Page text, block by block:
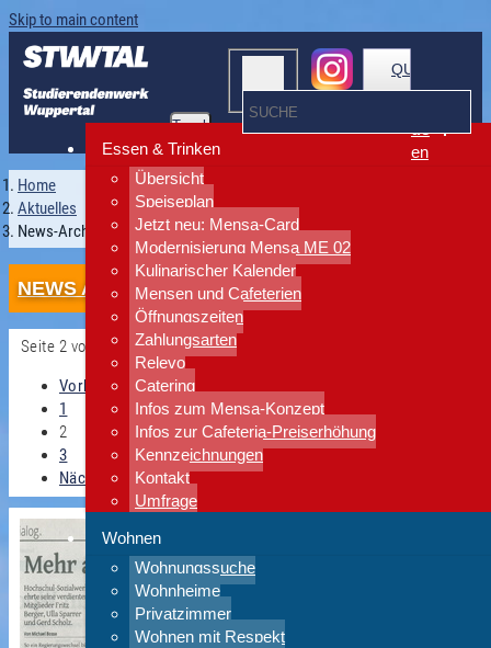
Skip to main content
Toggle
navigation
Essen & Trinken
Übersicht
Speiseplan
Jetzt neu: Mensa-Card
Modernisierung Mensa ME 02
Kulinarischer Kalender
Mensen und Cafeterien
Öffnungszeiten
Zahlungsarten
Relevo
Catering
Infos zum Mensa-Konzept
Infos zur Cafeteria-Preiserhöhung
Kennzeichnungen
Kontakt
Umfrage
Wohnen
Wohnungssuche
Wohnheime
Privatzimmer
Wohnen mit Respekt
QUICKLINKS
de
en
Home
Aktuelles
News-Archiv-Liste
NEWS ARCHIV
Seite 2 von 3.
Vorherige
1
2
3
Nächste